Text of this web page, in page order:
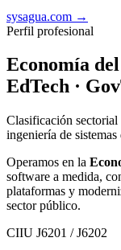
sysagua.com →
Perfil profesional
Economía
EdTech ·
Clasificación
ingeniería de
Operamos en la
software a medida,
plataformas y
sector público.
CIIU J6201 / J6202